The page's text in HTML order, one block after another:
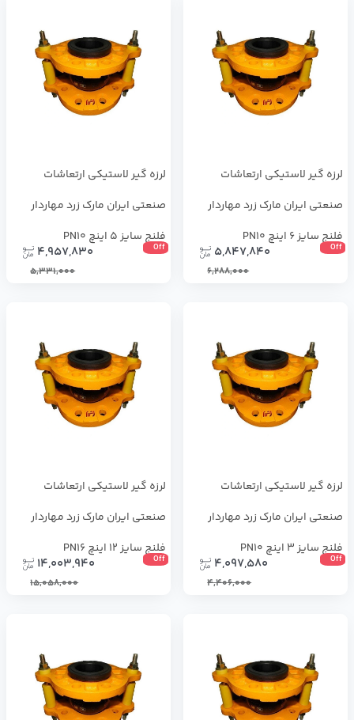
لرزه گیر لاستیکی ارتعاشات
صنعتی ایران مارک زرد مهاردار
فلنج سایز 6 اینچ PN10
Off
5,847,840
6,288,000
لرزه گیر لاستیکی ارتعاشات
صنعتی ایران مارک زرد مهاردار
فلنج سایز 5 اینچ PN10
Off
4,957,830
5,331,000
لرزه گیر لاستیکی ارتعاشات
صنعتی ایران مارک زرد مهاردار
فلنج سایز 3 اینچ PN10
Off
4,097,580
4,406,000
لرزه ‌گیر لاستیکی ارتعاشات
صنعتی ایران مارک زرد مهاردار
فلنج سایز 12 اینچ PN16
Off
14,003,940
15,058,000